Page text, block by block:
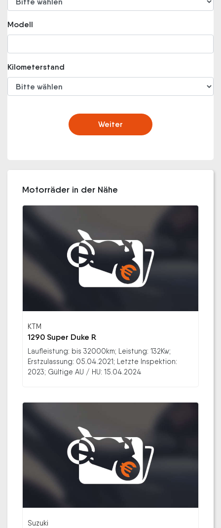
Modell
Kilometerstand
Weiter
Motorräder in der Nähe
KTM
1290 Super Duke R
Laufleistung: bis 32000km; Leistung: 132Kw;
Erstzulassung: 05.04.2021; Letzte Inspektion:
2023; Gültige AU / HU: 15.04.2024
Suzuki